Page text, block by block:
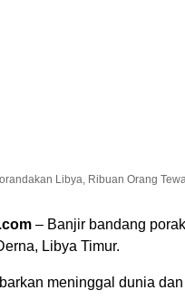
Libya, Ribuan Orang
– Banjir bandang
Libya Timur.
meninggal dunia